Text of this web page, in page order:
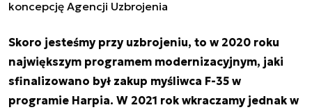
koncepcję Agencji Uzbrojenia
Skoro jesteśmy przy uzbrojeniu, to w 2020 roku
największym programem modernizacyjnym, jaki
sfinalizowano był zakup myśliwca F-35 w
programie Harpia. W 2021 rok wkraczamy jednak w